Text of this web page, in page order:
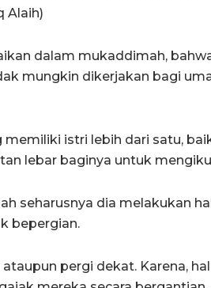
Alaih)
dalam mukaddimah,
mungkin dikerjakan bagi
memiliki istri lebih dari satu,
lebar baginya untuk
seharusnya dia melakukan
bepergian.
pergi dekat. Karena,